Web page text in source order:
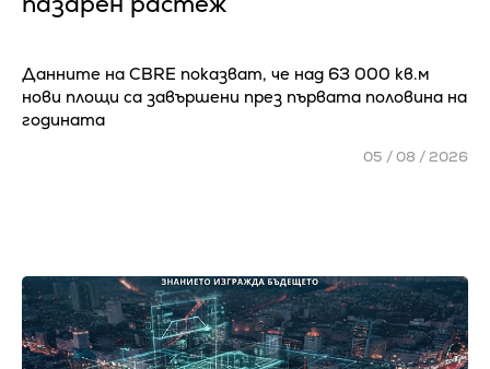
Данните на CBRE показват, че над 63 000 кв.м
нови площи са завършени през първата половина на
годината
05 / 08 / 2026